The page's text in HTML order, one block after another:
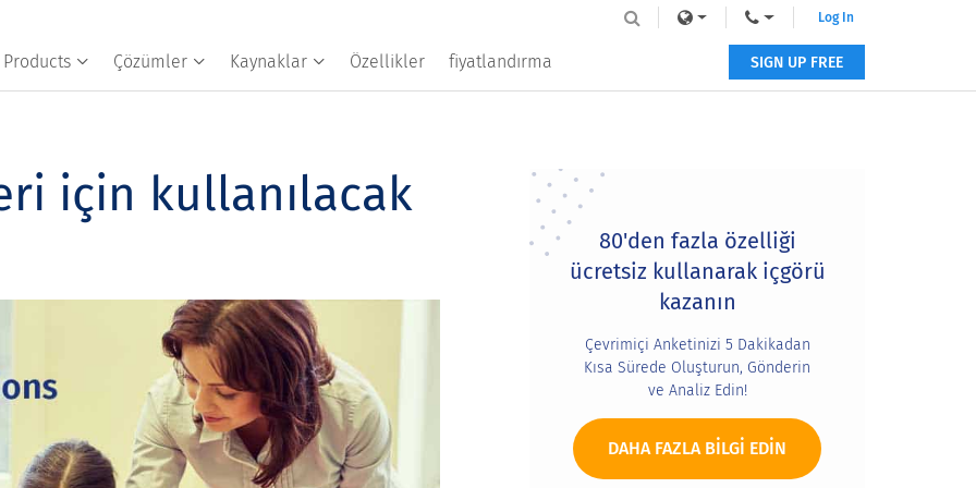
Products Çözümler Kaynaklar Özellikler fiyatlandırma
Log In
SIGN UP FREE
için kullanılacak
Primary
Sidebar80'den fazla özelliği
ücretsiz kullanarak içgörü
kazanın
Çevrimiçi Anketinizi 5 Dakikadan
Kısa Sürede Oluşturun, Gönderin
ve Analiz Edin!
DAHA FAZLA BILGI EDIN